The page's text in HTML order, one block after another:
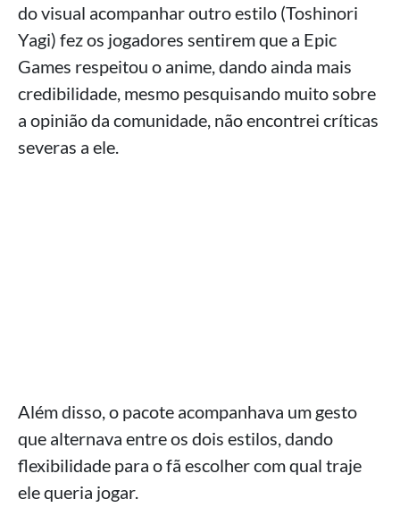
do visual acompanhar outro estilo (Toshinori
Yagi) fez os jogadores sentirem que a Epic
Games respeitou o anime, dando ainda mais
credibilidade, mesmo pesquisando muito sobre
a opinião da comunidade, não encontrei críticas
severas a ele.
Além disso, o pacote acompanhava um gesto
que alternava entre os dois estilos, dando
flexibilidade para o fã escolher com qual traje
ele queria jogar.